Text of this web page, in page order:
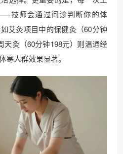
技师会通过问诊判断你的体
艾灸项目中的保健灸（60分钟
天灸（60分钟198元）则温通经
寒人群效果显著。